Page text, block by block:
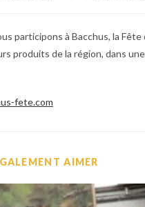
participons à Bacchus, la
produits de la région, dans
fete.com
AIMER